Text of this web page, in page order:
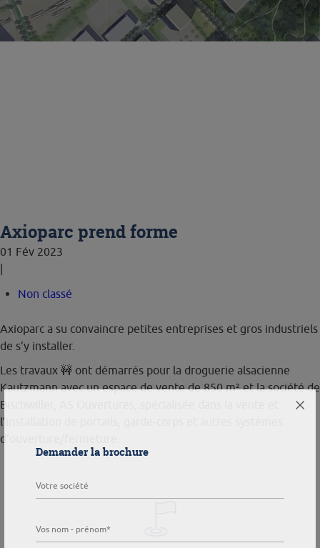
Axioparc prend forme
01 Fév 2023
|
Non classé
Axioparc a su convaincre petites entreprises et gros industriels
de s’y installer.
Les travaux 🚧 ont démarrés pour la droguerie alsacienne
Kautzmann avec un espace de vente de 850 m² et la société de
Bischwiller, AS Ouvertures, spécialisée dans la vente et
l’installation de portails, garde-corps et autres systèmes
d’ouverture/fermeture.
Demander la brochure